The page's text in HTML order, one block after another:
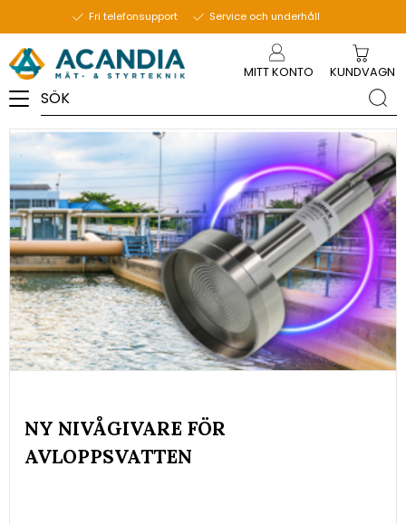
Fri telefonsupport Service och underhåll
MITT KONTO KUNDVAGN
NY NIVÅGIVARE FÖR
AVLOPPSVATTEN